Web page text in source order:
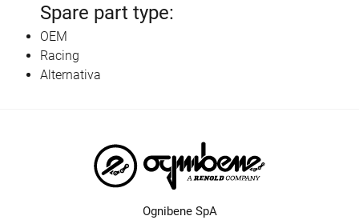
Spare part type:
OEM
Racing
Alternativa
Ognibene SpA